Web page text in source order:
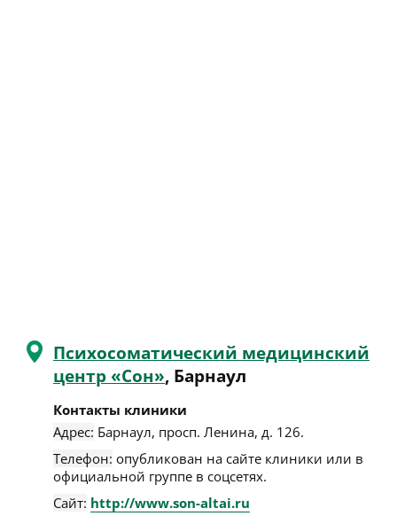
Психосоматический медицинский
центр «Сон», Барнаул
Контакты клиники
Адрес: Барнаул, просп. Ленина, д. 126.
Телефон: опубликован на сайте клиники или в
официальной группе в соцсетях.
Сайт: http://www.son-altai.ru